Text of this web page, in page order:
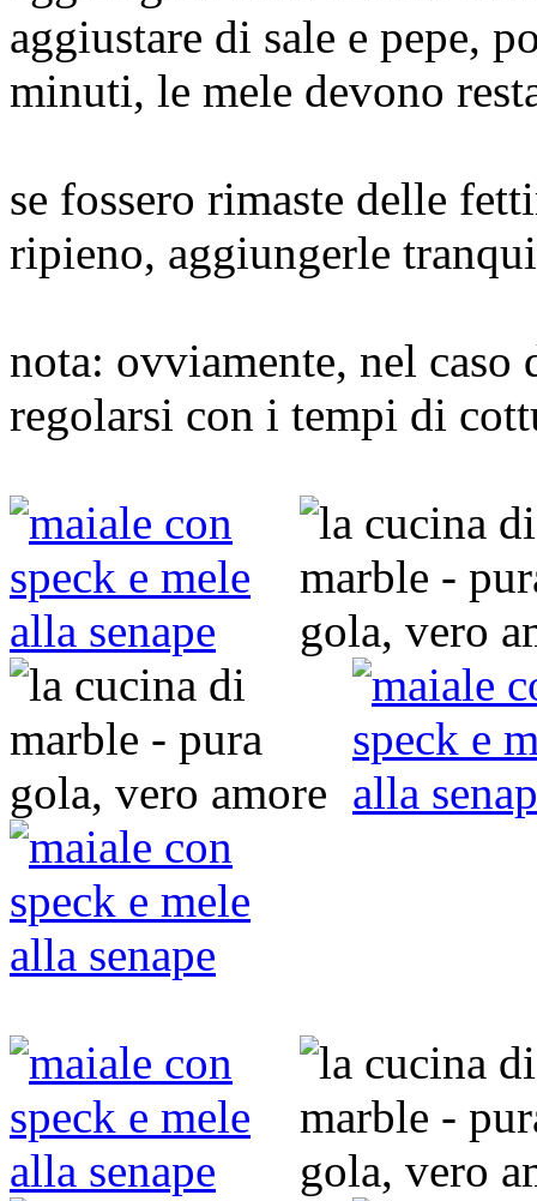
aggiustare di sale e pepe,
minuti, le mele devono
se fossero rimaste delle
ripieno, aggiungerle
nota: ovviamente, nel
regolarsi con i tempi di